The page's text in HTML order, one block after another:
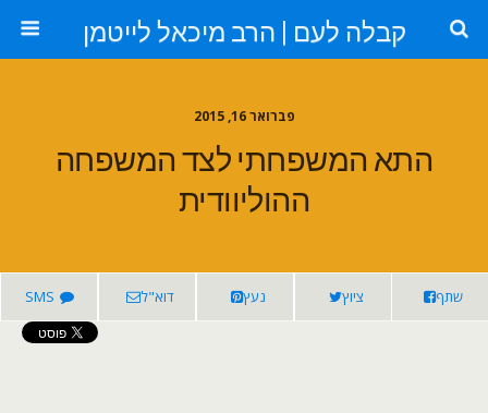
קבלה לעם | הרב מיכאל לייטמן
פברואר 16, 2015
התא המשפחתי לצד המשפחה
ההוליוודית
שתף ציוץ נעץ דוא"ל SMS